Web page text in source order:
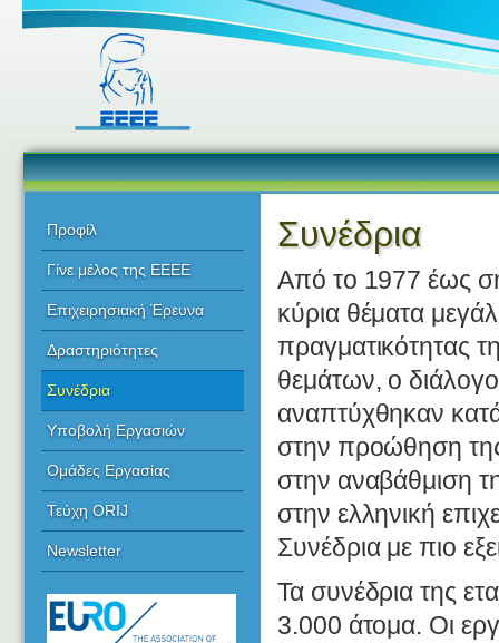
Προφίλ
Γίνε μέλος της ΕΕΕΕ
Επιχειρησιακή Έρευνα
Δραστηριότητες
Συνέδρια
Υποβολή Εργασιών
Ομάδες Εργασίας
Τεύχη ORIJ
Newsletter
Συνέδρια
Από το 1977 έως
κύρια θέματα
πραγματικότητας
θεμάτων, ο
αναπτύχθηκαν
στην προώθηση
στην αναβάθμιση
στην ελληνική
Συνέδρια με πιο
Τα συνέδρια της
3.000 άτομα. Οι